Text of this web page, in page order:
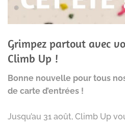
Grimpez partout avec
Climb Up !
Bonne nouvelle pour tous
de carte d’entrées !
Jusqu’au 31 août, Climb Up